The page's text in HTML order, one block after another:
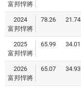
富邦悍將
2024
富邦悍將
78.26 21.74
2025
富邦悍將
65.99 34.01
2026
富邦悍將
65.07 34.93